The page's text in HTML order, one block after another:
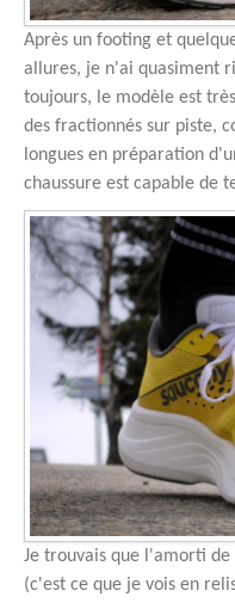
Après un footing et
allures, je n'ai quasiment
toujours, le modèle est
des fractionnés sur piste,
longues en préparation
chaussure est capable de
Je trouvais que l'amorti
(c'est ce que je vois en